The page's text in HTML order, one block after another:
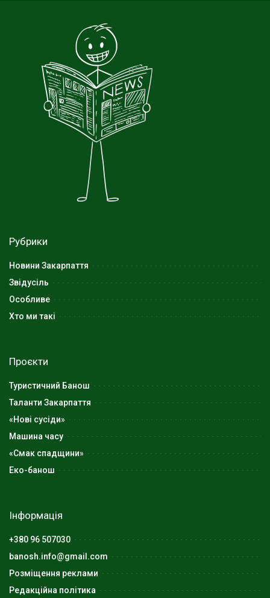
Рубрики
Новини Закарпаття
Звідусіль
Особливе
Хто ми такі
Проєкти
Туристичний Банош
Таланти Закарпаття
«Нові сусіди»
Машина часу
«Смак спадщини»
Еко-банош
Інформація
+380 96 507030
banosh.info@gmail.com
Розміщення реклами
Редакційна політика